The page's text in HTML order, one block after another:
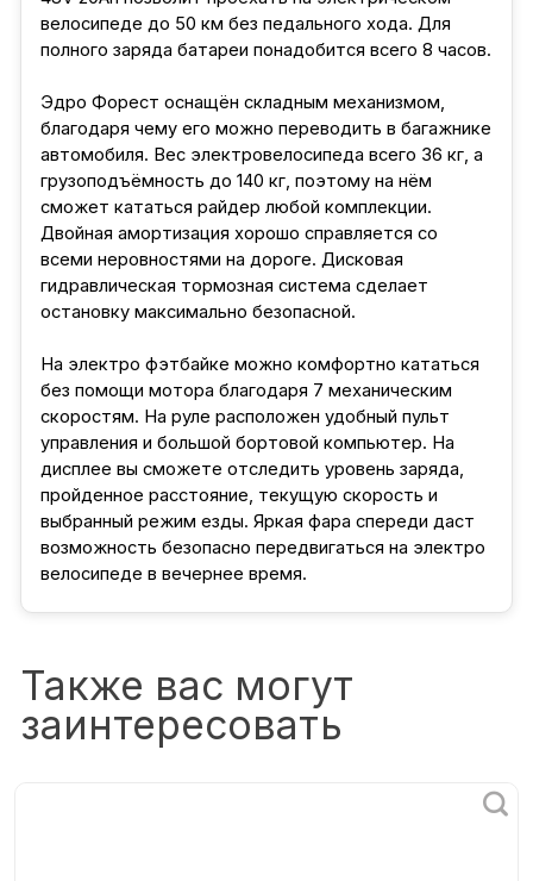
велосипеде до 50 км без педального хода. Для
полного заряда батареи понадобится всего 8 часов.
Эдро Форест оснащён складным механизмом,
благодаря чему его можно переводить в багажнике
автомобиля. Вес электровелосипеда всего 36 кг, а
грузоподъёмность до 140 кг, поэтому на нём
сможет кататься райдер любой комплекции.
Двойная амортизация хорошо справляется со
всеми неровностями на дороге. Дисковая
гидравлическая тормозная система сделает
остановку максимально безопасной.
На электро фэтбайке можно комфортно кататься
без помощи мотора благодаря 7 механическим
скоростям. На руле расположен удобный пульт
управления и большой бортовой компьютер. На
дисплее вы сможете отследить уровень заряда,
пройденное расстояние, текущую скорость и
выбранный режим езды. Яркая фара спереди даст
возможность безопасно передвигаться на электро
велосипеде в вечернее время.
Также вас могут
заинтересовать